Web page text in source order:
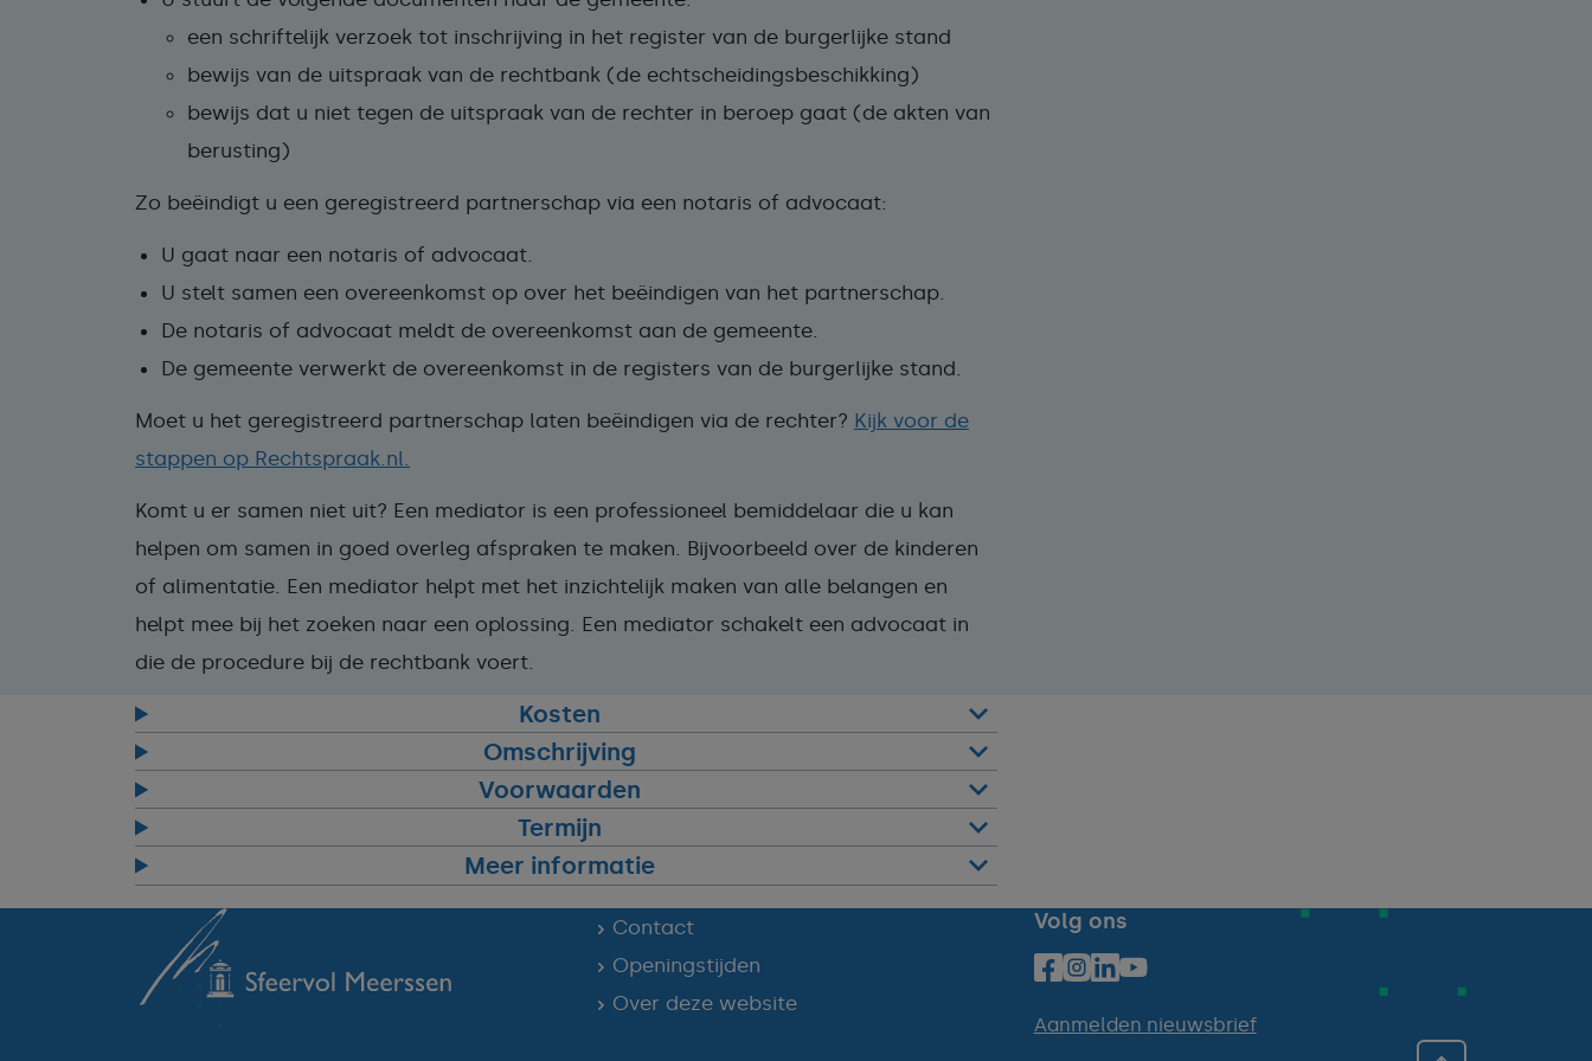
een schriftelijk verzoek tot inschrijving in het register van de burgerlijke stand
bewijs van de uitspraak van de rechtbank (de echtscheidingsbeschikking)
bewijs dat u niet tegen de uitspraak van de rechter in beroep gaat (de akten van
berusting)
Zo beëindigt u een geregistreerd partnerschap via een notaris of advocaat:
U gaat naar een notaris of advocaat.
U stelt samen een overeenkomst op over het beëindigen van het partnerschap.
De notaris of advocaat meldt de overeenkomst aan de gemeente.
De gemeente verwerkt de overeenkomst in de registers van de burgerlijke stand.
Moet u het geregistreerd partnerschap laten beëindigen via de rechter? Kijk voor de
stappen op Rechtspraak.nl.
Komt u er samen niet uit? Een mediator is een professioneel bemiddelaar die u kan
helpen om samen in goed overleg afspraken te maken. Bijvoorbeeld over de kinderen
of alimentatie. Een mediator helpt met het inzichtelijk maken van alle belangen en
helpt mee bij het zoeken naar een oplossing. Een mediator schakelt een advocaat in
die de procedure bij de rechtbank voert.
Kosten
Omschrijving
Voorwaarden
Termijn
Meer informatie
Contact
Openingstijden
Over deze website
Volg ons
Aanmelden nieuwsbrief
Back to top